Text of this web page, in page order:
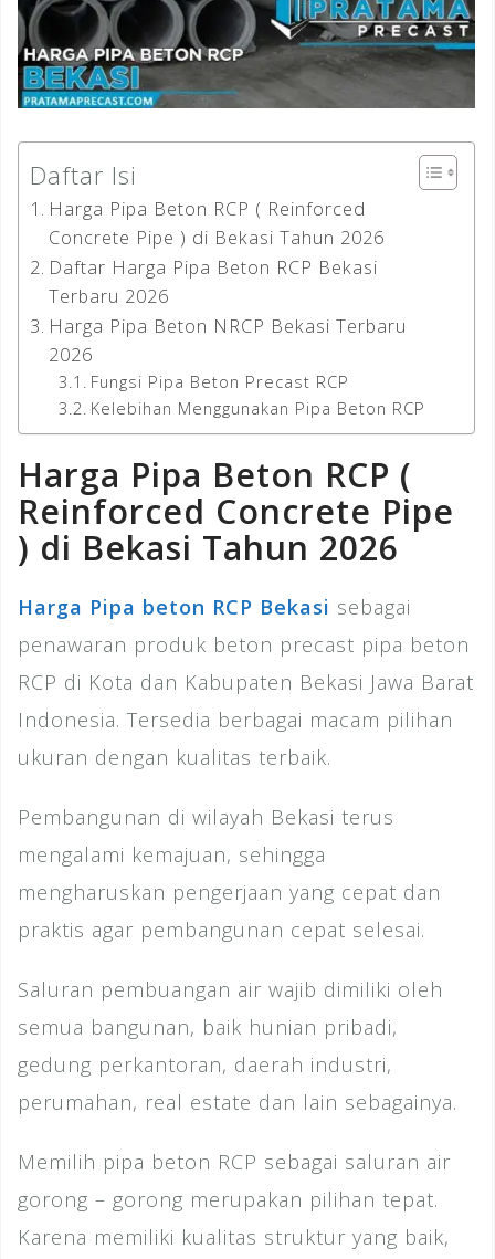
Daftar Isi
Harga Pipa Beton RCP ( Reinforced
Concrete Pipe ) di Bekasi Tahun 2026
Daftar Harga Pipa Beton RCP Bekasi
Terbaru 2026
Harga Pipa Beton NRCP Bekasi Terbaru
2026
Fungsi Pipa Beton Precast RCP
Kelebihan Menggunakan Pipa Beton RCP
Harga Pipa Beton RCP (
Reinforced Concrete Pipe
) di Bekasi Tahun 2026
Harga Pipa beton RCP Bekasi sebagai
penawaran produk beton precast pipa beton
RCP di Kota dan Kabupaten Bekasi Jawa Barat
Indonesia. Tersedia berbagai macam pilihan
ukuran dengan kualitas terbaik.
Pembangunan di wilayah Bekasi terus
mengalami kemajuan, sehingga
mengharuskan pengerjaan yang cepat dan
praktis agar pembangunan cepat selesai.
Saluran pembuangan air wajib dimiliki oleh
semua bangunan, baik hunian pribadi,
gedung perkantoran, daerah industri,
perumahan, real estate dan lain sebagainya.
Memilih pipa beton RCP sebagai saluran air
gorong – gorong merupakan pilihan tepat.
Karena memiliki kualitas struktur yang baik,